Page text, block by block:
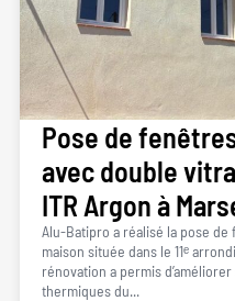
Pose de
avec double
ITR Argon à
Alu-Batipro a réalisé la pose de
maison située dans le 11ᵉ
rénovation a permis
thermiques du...